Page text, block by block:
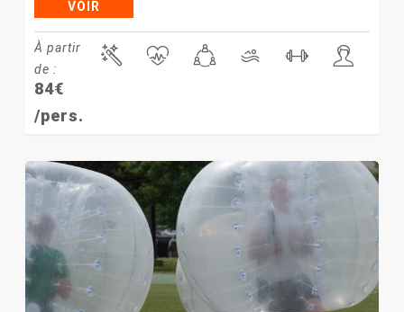
VOIR
À partir
de :
84€
/pers.